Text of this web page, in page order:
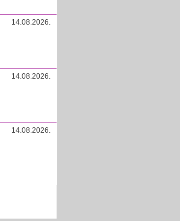
14.08.2026.
14.08.2026.
14.08.2026.